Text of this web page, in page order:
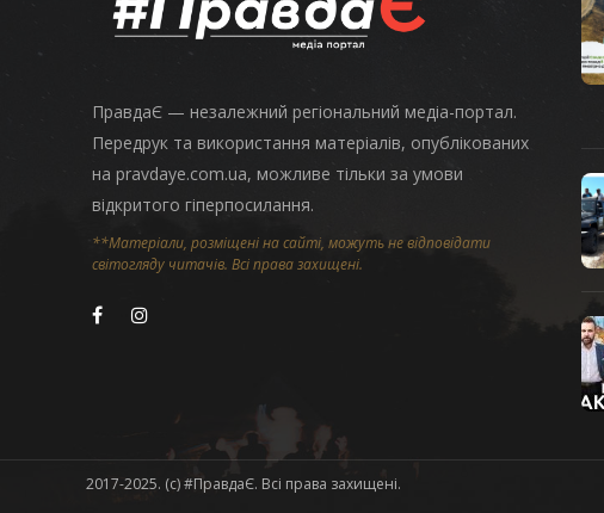
ПравдаЄ — незалежний регіональний медіа-портал.
Передрук та використання матеріалів, опублікованих
на pravdaye.com.ua, можливе тільки за умови
відкритого гіперпосилання.
**Матеріали, розміщені на сайті, можуть не відповідати
світогляду читачів. Всі права захищені.
2017-2025. (c) #ПравдаЄ. Всі права захищені.